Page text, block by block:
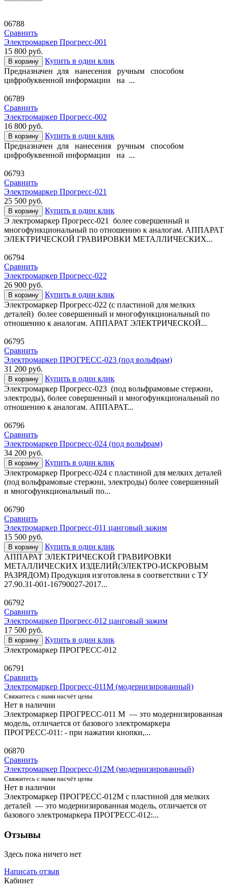
06788
Сравнить
Электромаркер Прогресс-001
15 800 руб.
В корзину
Купить в один клик
Предназначен для нанесения ручным способом
цифробуквенной информации на ...
06789
Сравнить
Электромаркер Прогресс-002
16 800 руб.
В корзину
Купить в один клик
Предназначен для нанесения ручным способом
цифробуквенной информации на ...
06793
Сравнить
Электромаркер Прогресс-021
25 500 руб.
В корзину
Купить в один клик
Э лектромаркер Прогресс-021 более совершенный и
многофункциональный по отношению к аналогам. АППАРАТ
ЭЛЕКТРИЧЕСКОЙ ГРАВИРОВКИ МЕТАЛЛИЧЕСКИХ...
06794
Сравнить
Электромаркер Прогресс-022
26 900 руб.
В корзину
Купить в один клик
Электромаркер Прогресс-022 (с пластиной для мелких
деталей) более совершенный и многофункциональный по
отношению к аналогам. АППАРАТ ЭЛЕКТРИЧЕСКОЙ...
06795
Сравнить
Электромаркер ПРОГРЕСС-023 (под вольфрам)
31 200 руб.
В корзину
Купить в один клик
Электромаркер Прогресс-023 (под вольфрамовые стержни,
электроды), более совершенный и многофункциональный по
отношению к аналогам. АППАРАТ...
06796
Сравнить
Электромаркер Прогресс-024 (под вольфрам)
34 200 руб.
В корзину
Купить в один клик
Электромаркер Прогресс-024 с пластиной для мелких деталей
(под вольфрамовые стержни, электроды) более совершенный
и многофункциональный по...
06790
Сравнить
Электромаркер Прогресс-011 цанговый зажим
15 500 руб.
В корзину
Купить в один клик
АППАРАТ ЭЛЕКТРИЧЕСКОЙ ГРАВИРОВКИ
МЕТАЛЛИЧЕСКИХ ИЗДЕЛИЙ(ЭЛЕКТРО-ИСКРОВЫМ
РАЗРЯДОМ) Продукция изготовлена в соответствии c ТУ
27.90.31-001-16790027-2017...
06792
Сравнить
Электромаркер Прогресс-012 цанговый зажим
17 500 руб.
В корзину
Купить в один клик
Электромаркер ПРОГРЕСС-012
06791
Сравнить
Электромаркер Прогресс-011М (модернизированный)
Свяжитесь с нами насчёт цены
Нет в наличии
Электромаркер ПРОГРЕСС-011 М — это модернизированная
модель, отличается от базового электромаркера
ПРОГРЕСС-011: - при нажатии кнопки,...
06870
Сравнить
Электромаркер Прогресс-012М (модернизированный)
Свяжитесь с нами насчёт цены
Нет в наличии
Электромаркер ПРОГРЕСС-012М с пластиной для мелких
деталей — это модернизированная модель, отличается от
базового электромаркера ПРОГРЕСС-012:...
Отзывы
Здесь пока ничего нет
Написать отзыв
Кабинет